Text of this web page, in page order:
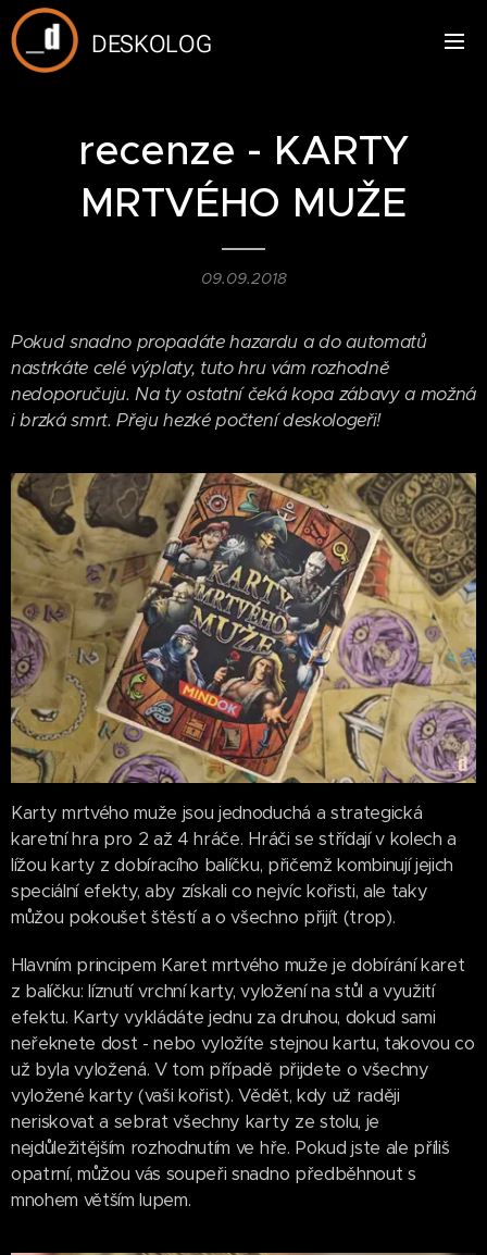
DESKOLOG
recenze - KARTY
MRTVÉHO MUŽE
09.09.2018
Pokud snadno propadáte hazardu a do automatů
nastrkáte celé výplaty, tuto hru vám rozhodně
nedoporučuju. Na ty ostatní čeká kopa zábavy a možná
i brzká smrt. Přeju hezké počtení deskologeři!
Karty mrtvého muže jsou jednoduchá a strategická
karetní hra pro 2 až 4 hráče. Hráči se střídají v kolech a
lížou karty z dobíracího balíčku, přičemž kombinují jejich
speciální efekty, aby získali co nejvíc kořisti, ale taky
můžou pokoušet štěstí a o všechno přijít (trop).
Hlavním principem Karet mrtvého muže je dobírání karet
z balíčku: líznutí vrchní karty, vyložení na stůl a využití
efektu. Karty vykládáte jednu za druhou, dokud sami
neřeknete dost - nebo vyložíte stejnou kartu, takovou co
už byla vyložená. V tom případě přijdete o všechny
vyložené karty (vaši kořist). Vědět, kdy už raději
neriskovat a sebrat všechny karty ze stolu, je
nejdůležitějším rozhodnutím ve hře. Pokud jste ale příliš
opatrní, můžou vás soupeři snadno předběhnout s
mnohem větším lupem.